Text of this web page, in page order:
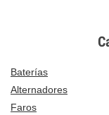
Baterías
Alternadores
Faros